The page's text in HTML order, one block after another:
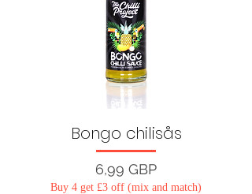
Bongo chilisås
Pris
6,99 GBP
Buy 4 get £3 off (mix and match)